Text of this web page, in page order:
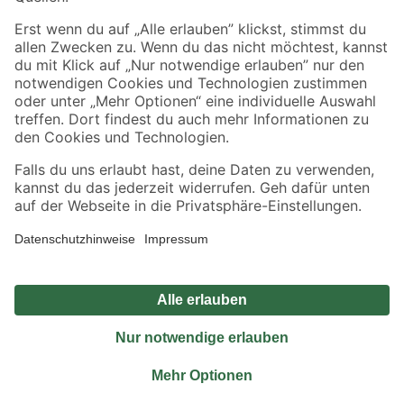
Sicher einkaufen
Jetzt die toom-App herunterladen
Alle Preisangaben in EUR inkl. gesetzl. MwSt.. Die dargestellten Angebote sind unter
Umständen nicht in allen Märkten verfügbar. Die angegebenen Verfügbarkeiten beziehen
Produkte nur solange der Vorrat reicht.
*Paketversand ab 59 € versandkostenfrei, gilt nicht für Artikel mit Speditionsversand, hier
Privatsphäre Impressum
Nutzungsbedingungen
Widerrufsrecht
Vertrag widerrufen
© 2026 toom Baumarkt GmbH